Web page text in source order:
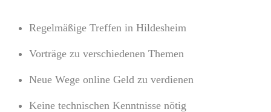
Regelmäßige Treffen in Hildesheim
Vorträge zu verschiedenen Themen
Neue Wege online Geld zu verdienen
Keine technischen Kenntnisse nötig